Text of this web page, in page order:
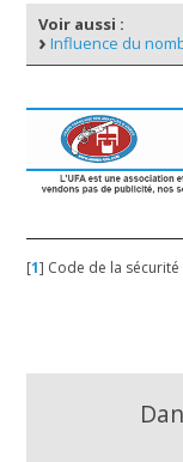
Voir aussi :
Influence du
[1] Code de la